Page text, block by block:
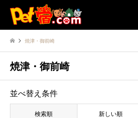
焼津・御前崎
焼津・御前崎
並べ替え条件
検索順 新しい順